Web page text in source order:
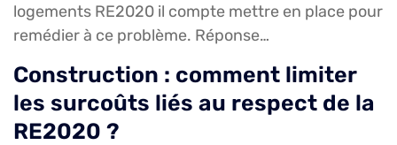
logements RE2020 il compte mettre en place pour
remédier à ce problème. Réponse…
Construction : comment limiter
les surcoûts liés au respect de la
RE2020 ?